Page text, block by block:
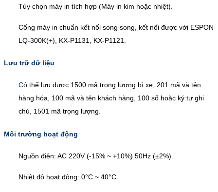
Tùy chọn máy in tích hợp (Máy in kim hoặc nhiệt).
Cổng máy in chuẩn kết nối song song, kết nối được với ESPON
LQ-300K(+), KX-P1131, KX-P1121.
Lưu trữ dữ liệu
Có thể lưu được 1500 mã trọng lượng bì xe, 201 mã và tên
hàng hóa, 100 mã và tên khách hàng, 100 số hoặc ký tự ghi
chú, 1501 mã trọng lượng.
Môi trường hoạt động
Nguồn điện: AC 220V (-15% ~ +10%) 50Hz (±2%).
Nhiệt độ hoạt động: 0°C ~ 40°C.